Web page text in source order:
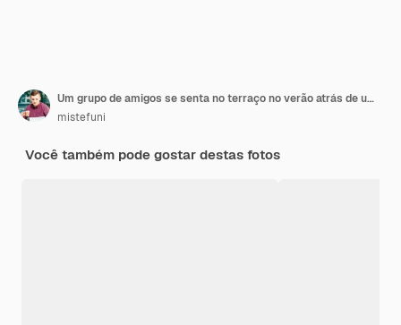
Um grupo de amigos se senta no terraço no verão atrás de um barril de madeira com coquetéis e um lanche
mistefuni
Você também pode gostar destas fotos